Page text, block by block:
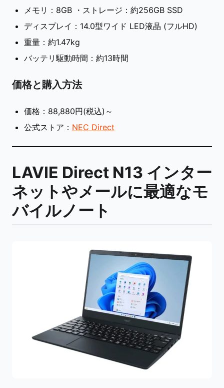
メモリ：8GB ・ストレージ：約256GB SSD
ディスプレイ：14.0型ワイド LED液晶 (フルHD)
重量：約1.47kg
バッテリ駆動時間：約13時間
価格と購入方法
価格：88,880円(税込)～
公式ストア： NEC Direct
LAVIE Direct N13 インター
ネットやメールに最適なモ
バイルノート